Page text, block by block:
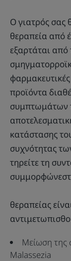
Ο γιατρός σας
θεραπεία από
εξαρτάται από
προϊόντα
συμπτωμάτων
κατάστασης
συχνότητας
τηρείτε τη
θεραπείας
Μείωση της
Malassezia